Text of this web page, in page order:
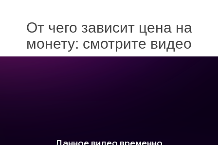
От чего зависит цена на
монету: смотрите видео